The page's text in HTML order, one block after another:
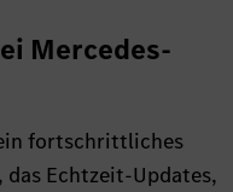
Mercedes-
fortschrittliches
Echtzeit-Updates,